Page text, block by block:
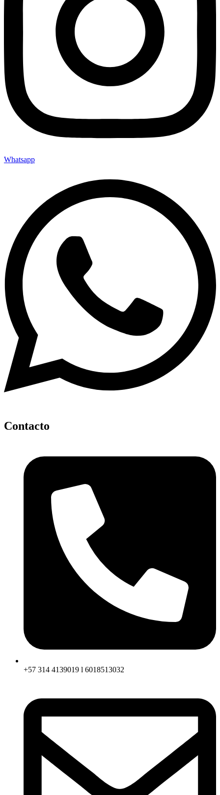
Whatsapp
Contacto
+57 314 4139019 l 6018513032